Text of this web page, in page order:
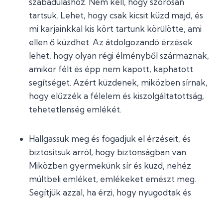
tartsuk. Lehet, hogy csak kicsit küzd majd, és
mi karjainkkal kis kört tartunk körülötte, ami
ellen ő küzdhet. Az átdolgozandó érzések
lehet, hogy olyan régi élményből származnak,
amikor félt és épp nem kapott, kaphatott
segítséget. Azért küzdenek, miközben sírnak,
hogy elűzzék a félelem és kiszolgáltatottság,
tehetetlenség emlékét.
Hallgassuk meg és fogadjuk el érzéseit, és
biztosítsuk arról, hogy biztonságban van.
Miközben gyermekünk sír és küzd, nehéz
múltbeli emléket, emlékeket emészt meg.
Segítjük azzal, ha érzi, hogy nyugodtak és